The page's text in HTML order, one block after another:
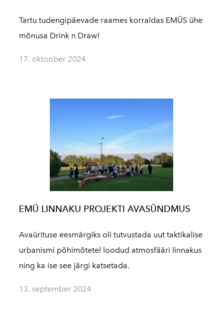
Tartu tudengipäevade raames korraldas EMÜS ühe
mõnusa Drink n Draw!
17. oktoober 2024
EMÜ LINNAKU PROJEKTI AVASÜNDMUS
Avaürituse eesmärgiks oli tutvustada uut taktikalise
urbanismi põhimõtetel loodud atmosfääri linnakus
ning ka ise see järgi katsetada.
13. september 2024